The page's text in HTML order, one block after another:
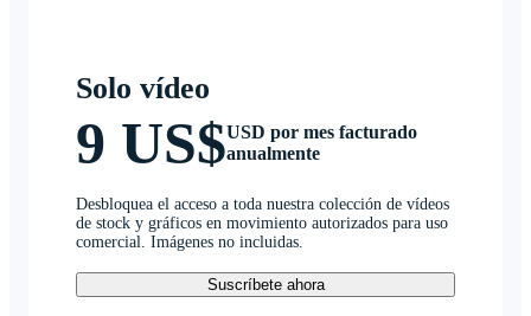
Solo vídeo
9 US$USD por mes facturado
anualmente
Desbloquea el acceso a toda nuestra colección de vídeos
de stock y gráficos en movimiento autorizados para uso
comercial. Imágenes no incluidas.
Suscríbete ahora